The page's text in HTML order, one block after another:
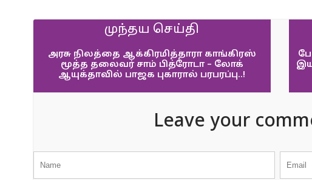
முந்தய செய்தி
அரசு நிலத்தை ஆக்கிரமித்தாரா காங்கிரஸ்
மூத்த தலைவர் சாம் பித்ரோடா – லோக்
ஆயுக்தாவில் பாஜக புகாரால் பரபரப்பு..!
Leave your